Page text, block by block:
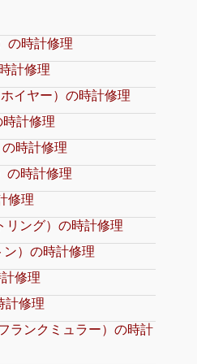
の時計修理
計修理
イヤー）の時計修理
計修理
時計修理
の時計修理
修理
リング）の時計修理
ン）の時計修理
修理
計修理
ランクミュラー）の時計